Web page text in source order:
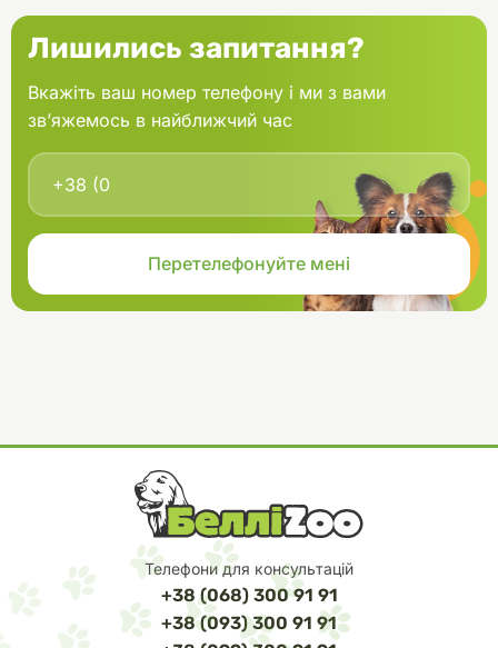
Лишились запитання?
Вкажіть ваш номер телефону і ми з вами
зв’яжемось в найближчий час
Телефони для консультацій
+38 (068) 300 91 91
+38 (093) 300 91 91